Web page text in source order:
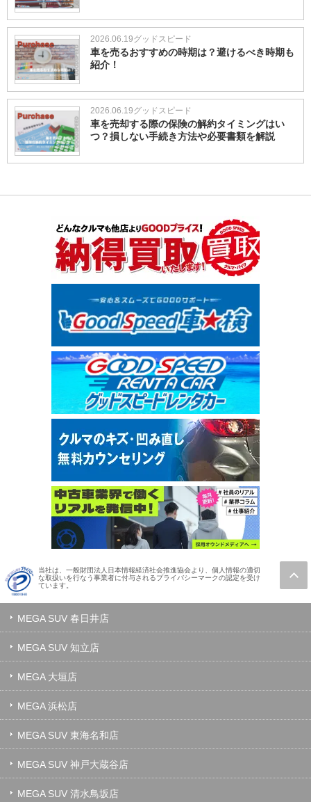
2026.06.19グッドスピード
車を売るおすすめの時期は？避けるべき時期も
紹介！
2026.06.19グッドスピード
車を売却する際の保険の解約タイミングはい
つ？損しない手続き方法や必要書類を解説
当社は、一般財団法人日本情報経済社会推進協会より、個人情報の適切
な取扱いを行なう事業者に付与されるプライバシーマークの認定を受け
ています。
MEGA SUV 春日井店
MEGA SUV 知立店
MEGA 大垣店
MEGA 浜松店
MEGA SUV 東海名和店
MEGA SUV 神戸大蔵谷店
MEGA SUV 清水鳥坂店